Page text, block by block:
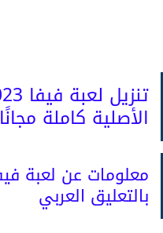
الأصلية كاملة مجانًا PC
بالتعليق العربي